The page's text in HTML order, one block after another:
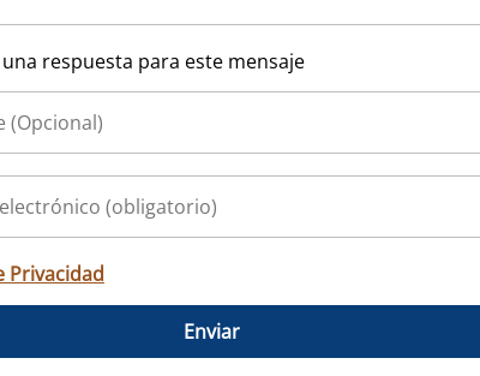
respuesta para este mensaje
Privacidad
Enviar